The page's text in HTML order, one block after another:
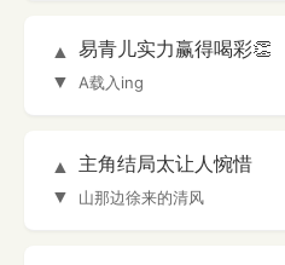
▲
▼
易青儿实力赢得喝彩👏
A载入ing
▲
▼
主角结局太让人惋惜
山那边徐来的清风